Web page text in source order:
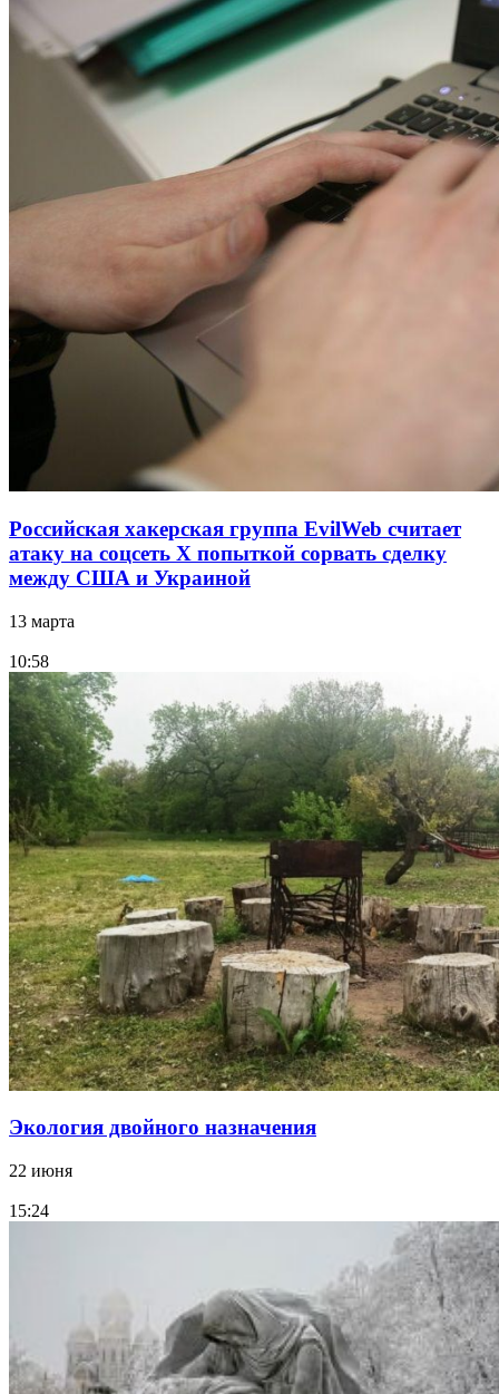
Российская хакерская группа EvilWeb считает
атаку на соцсеть Х попыткой сорвать сделку
между США и Украиной
13 марта
10:58
Экология двойного назначения
22 июня
15:24